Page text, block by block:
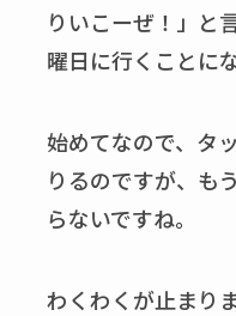
りいこーぜ！」と
曜日に行くことに
始めてなので、タ
りるのですが、も
らないですね。
わくわくが止まり